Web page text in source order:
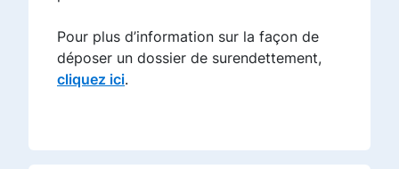
Pour plus d’information sur la façon de
déposer un dossier de surendettement,
cliquez ici.